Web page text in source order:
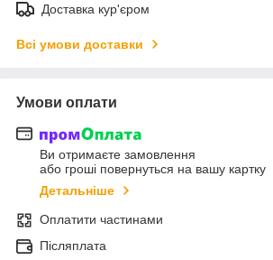
Доставка кур'єром
Всі умови доставки
Умови оплати
Ви отримаєте замовлення
або гроші повернуться на вашу картку
Детальніше
Оплатити частинами
Післяплата